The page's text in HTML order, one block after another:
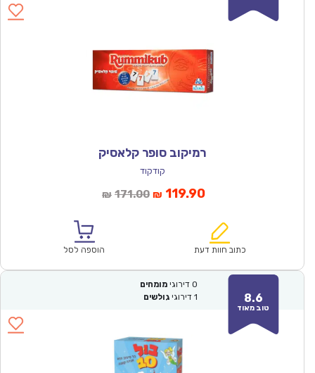
רמיקוב סופר קלאסיק
קודקוד
₪ 171.00המחיר
₪171.00.
₪ 119.90המחיר
הוא:
כתוב חוות דעת הוספה לסל
8.6
טוב מאוד
0 דירוגי מומחים
1 דירוגי גולשים